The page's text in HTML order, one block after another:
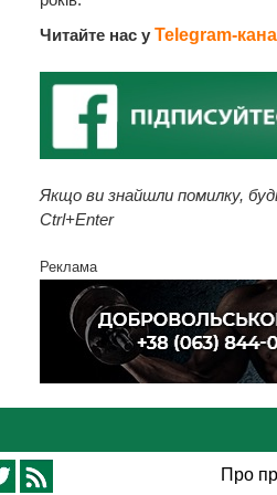
Читайте нас у Telegram-
Якщо ви знайшли помилку,
Ctrl+Enter
Реклама
Про